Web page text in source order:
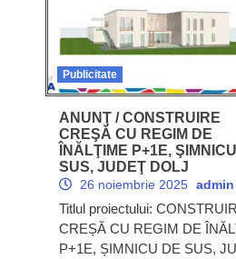
Publicitate
ANUNŢ / CONSTRUIRE
CREŞĂ CU REGIM DE
ÎNĂLŢIME P+1E,
SUS, JUDEŢ DOLJ
26 noiembrie 2025 admin
Titlul proiectului:
CREȘĂ CU REGIM DE
P+1E, ȘIMNICU DE SUS,